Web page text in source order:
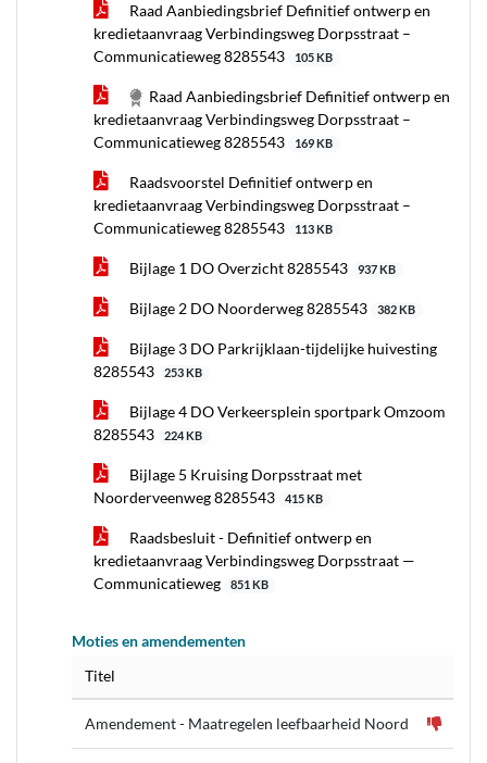
Raad Aanbiedingsbrief Definitief ontwerp en
kredietaanvraag Verbindingsweg Dorpsstraat –
Communicatieweg 8285543
105 KB
Raad Aanbiedingsbrief Definitief ontwerp en
kredietaanvraag Verbindingsweg Dorpsstraat –
Communicatieweg 8285543
169 KB
Raadsvoorstel Definitief ontwerp en
kredietaanvraag Verbindingsweg Dorpsstraat –
Communicatieweg 8285543
113 KB
Bijlage 1 DO Overzicht 8285543 937 KB
Bijlage 2 DO Noorderweg 8285543 382 KB
Bijlage 3 DO Parkrijklaan-tijdelijke huivesting
8285543
253 KB
Bijlage 4 DO Verkeersplein sportpark Omzoom
8285543
224 KB
Bijlage 5 Kruising Dorpsstraat met
Noorderveenweg 8285543
415 KB
Raadsbesluit - Definitief ontwerp en
kredietaanvraag Verbindingsweg Dorpsstraat —
Communicatieweg
851 KB
Moties en amendementen
Titel
Amendement - Maatregelen leefbaarheid Noord